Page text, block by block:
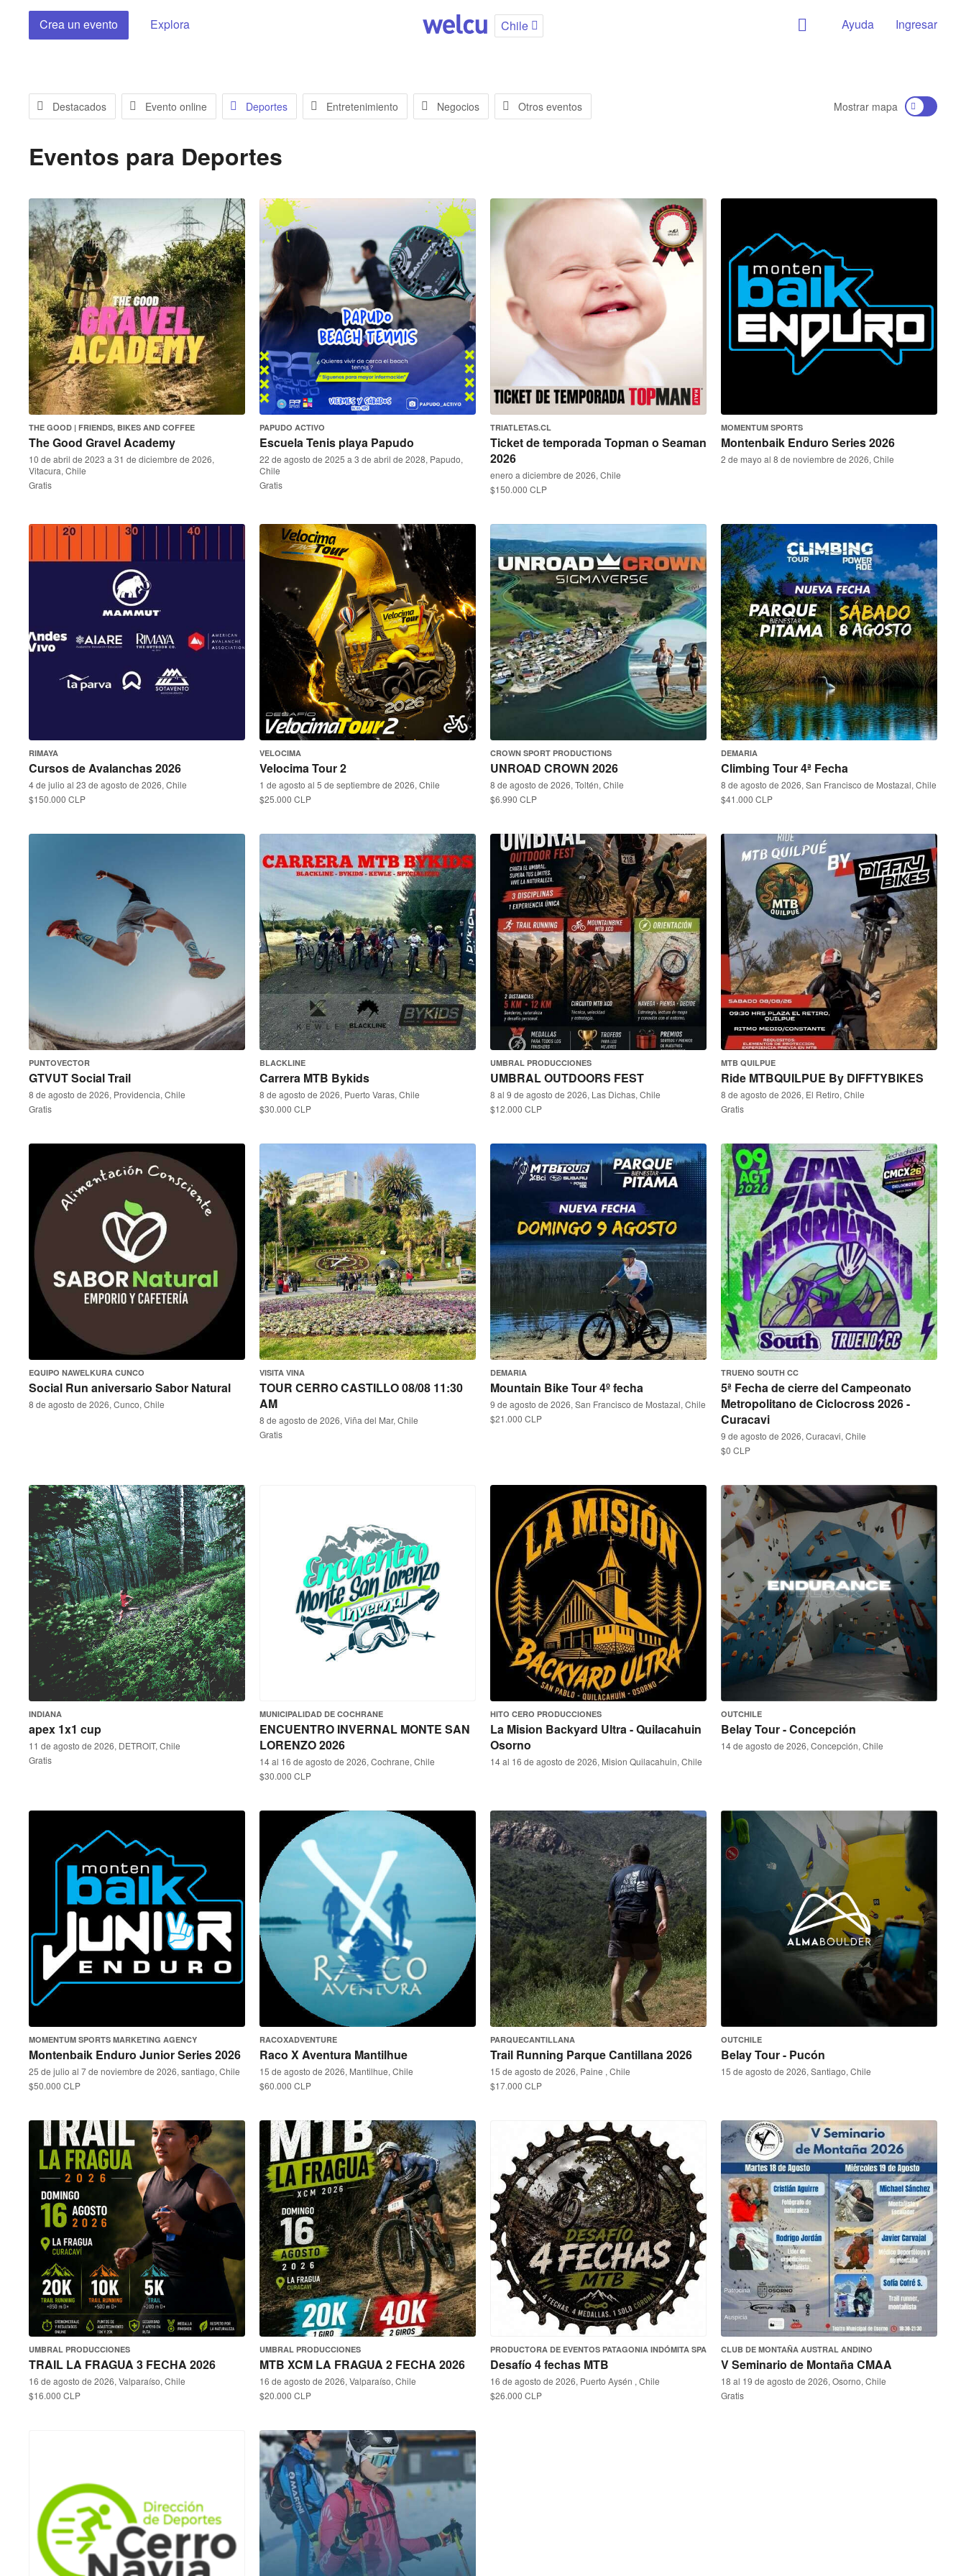
Crea un evento Explora Chile Ingresar
Ayuda
Destacados Evento online Deportes Entretenimiento Negocios Otros eventos Mostrar mapa
Eventos para Deportes
THE GOOD | FRIENDS, BIKES AND COFFEE
The Good Gravel Academy
10 de abril de 2023 a 31 de diciembre de 2026,
Vitacura, Chile
Gratis
PAPUDO ACTIVO
Escuela Tenis playa Papudo
22 de agosto de 2025 a 3 de abril de 2028, Papudo,
Chile
Gratis
TRIATLETAS.CL
Ticket de temporada Topman o Seaman
2026
enero a diciembre de 2026, Chile
$150.000 CLP
MOMENTUM SPORTS
Montenbaik Enduro Series 2026
2 de mayo al 8 de noviembre de 2026, Chile
RIMAYA
Cursos de Avalanchas 2026
4 de julio al 23 de agosto de 2026, Chile
$150.000 CLP
VELOCIMA
Velocima Tour 2
1 de agosto al 5 de septiembre de 2026, Chile
$25.000 CLP
CROWN SPORT PRODUCTIONS
UNROAD CROWN 2026
8 de agosto de 2026, Toltén, Chile
$6.990 CLP
DEMARIA
Climbing Tour 4ª Fecha
8 de agosto de 2026, San Francisco de Mostazal, Chile
$41.000 CLP
PUNTOVECTOR
GTVUT Social Trail
8 de agosto de 2026, Providencia, Chile
Gratis
BLACKLINE
Carrera MTB Bykids
8 de agosto de 2026, Puerto Varas, Chile
$30.000 CLP
UMBRAL PRODUCCIONES
UMBRAL OUTDOORS FEST
8 al 9 de agosto de 2026, Las Dichas, Chile
$12.000 CLP
MTB QUILPUE
Ride MTBQUILPUE By DIFFTYBIKES
8 de agosto de 2026, El Retiro, Chile
Gratis
EQUIPO NAWELKURA CUNCO
Social Run aniversario Sabor Natural
8 de agosto de 2026, Cunco, Chile
VISITA VINA
TOUR CERRO CASTILLO 08/08 11:30
AM
8 de agosto de 2026, Viña del Mar, Chile
Gratis
DEMARIA
Mountain Bike Tour 4º fecha
9 de agosto de 2026, San Francisco de Mostazal, Chile
$21.000 CLP
TRUENO SOUTH CC
5ª Fecha de cierre del Campeonato
Metropolitano de Ciclocross 2026 -
Curacavi
9 de agosto de 2026, Curacavi, Chile
$0 CLP
INDIANA
apex 1x1 cup
11 de agosto de 2026, DETROIT, Chile
Gratis
MUNICIPALIDAD DE COCHRANE
ENCUENTRO INVERNAL MONTE SAN
LORENZO 2026
14 al 16 de agosto de 2026, Cochrane, Chile
$30.000 CLP
HITO CERO PRODUCCIONES
La Mision Backyard Ultra - Quilacahuin
Osorno
14 al 16 de agosto de 2026, Mision Quilacahuin, Chile
OUTCHILE
Belay Tour - Concepción
14 de agosto de 2026, Concepción, Chile
MOMENTUM SPORTS MARKETING AGENCY
Montenbaik Enduro Junior Series 2026
25 de julio al 7 de noviembre de 2026, santiago, Chile
$50.000 CLP
RACOXADVENTURE
Raco X Aventura Mantilhue
15 de agosto de 2026, Mantilhue, Chile
$60.000 CLP
PARQUECANTILLANA
Trail Running Parque Cantillana 2026
15 de agosto de 2026, Paine , Chile
$17.000 CLP
OUTCHILE
Belay Tour - Pucón
15 de agosto de 2026, Santiago, Chile
UMBRAL PRODUCCIONES
TRAIL LA FRAGUA 3 FECHA 2026
16 de agosto de 2026, Valparaíso, Chile
$16.000 CLP
UMBRAL PRODUCCIONES
MTB XCM LA FRAGUA 2 FECHA 2026
16 de agosto de 2026, Valparaíso, Chile
$20.000 CLP
PRODUCTORA DE EVENTOS PATAGONIA INDÓMITA SPA
Desafío 4 fechas MTB
16 de agosto de 2026, Puerto Aysén , Chile
$26.000 CLP
CLUB DE MONTAÑA AUSTRAL ANDINO
V Seminario de Montaña CMAA
18 al 19 de agosto de 2026, Osorno, Chile
Gratis